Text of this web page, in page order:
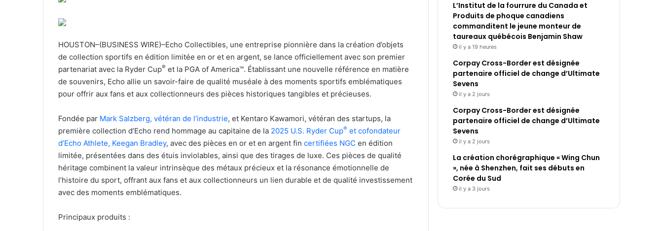
HOUSTON–(BUSINESS WIRE)–Echo Collectibles, une entreprise pionnière dans la création d’objets
de collection sportifs en édition limitée en or et en argent, se lance officiellement avec son premier
partenariat avec la Ryder Cup® et la PGA of America™. Établissant une nouvelle référence en matière
de souvenirs, Echo allie un savoir-faire de qualité muséale à des moments sportifs emblématiques
pour offrir aux fans et aux collectionneurs des pièces historiques tangibles et précieuses.
Fondée par Mark Salzberg, vétéran de l’industrie, et Kentaro Kawamori, vétéran des startups, la
première collection d’Echo rend hommage au capitaine de la 2025 U.S. Ryder Cup® et cofondateur
d’Echo Athlete, Keegan Bradley, avec des pièces en or et en argent fin certifiées NGC en édition
limitée, présentées dans des étuis inviolables, ainsi que des tirages de luxe. Ces pièces de qualité
héritage combinent la valeur intrinsèque des métaux précieux et la résonance émotionnelle de
l’histoire du sport, offrant aux fans et aux collectionneurs un lien durable et de qualité investissement
avec des moments emblématiques.
Principaux produits :
L’Institut de la fourrure du Canada et
Produits de phoque canadiens
commanditent le jeune monteur de
taureaux québécois Benjamin Shaw
il y a 19 heures
Corpay Cross-Border est désignée
partenaire officiel de change d’Ultimate
Sevens
il y a 2 jours
Corpay Cross-Border est désignée
partenaire officiel de change d’Ultimate
Sevens
il y a 2 jours
La création chorégraphique « Wing Chun
», née à Shenzhen, fait ses débuts en
Corée du Sud
il y a 3 jours